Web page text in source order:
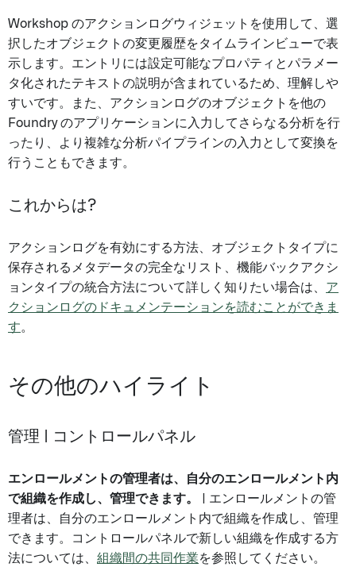
Workshop のアクションログウィジェットを使用して、選
択したオブジェクトの変更履歴をタイムラインビューで表
示します。エントリには設定可能なプロパティとパラメー
タ化されたテキストの説明が含まれているため、理解しや
すいです。また、アクションログのオブジェクトを他の
Foundry のアプリケーションに入力してさらなる分析を行
ったり、より複雑な分析パイプラインの入力として変換を
行うこともできます。
これからは?
アクションログを有効にする方法、オブジェクトタイプに
保存されるメタデータの完全なリスト、機能バックアクシ
ョンタイプの統合方法について詳しく知りたい場合は、 ア
クションログのドキュメンテーションを読むことができま
す。
その他のハイライト
管理 | コントロールパネル
エンロールメントの管理者は、自分のエンロールメント内
で組織を作成し、管理できます。
| エンロールメントの管
理者は、自分のエンロールメント内で組織を作成し、管理
できます。コントロールパネルで新しい組織を作成する方
法については、 組織間の共同作業を参照してください。